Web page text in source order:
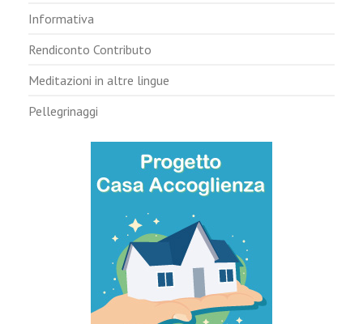
Informativa
Rendiconto Contributo
Meditazioni in altre lingue
Pellegrinaggi